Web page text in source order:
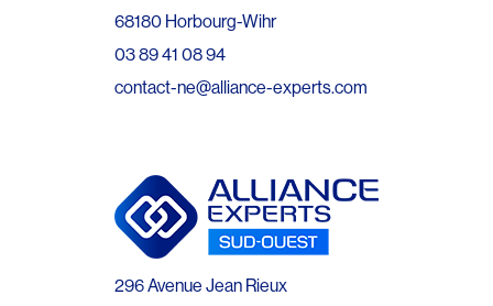
68180 Horbourg-Wihr
03 89 41 08 94
contact-ne@alliance-experts.com
296 Avenue Jean Rieux